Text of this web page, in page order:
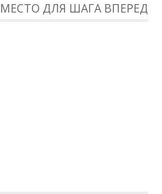
МЕСТО ДЛЯ ШАГА ВПЕРЕД